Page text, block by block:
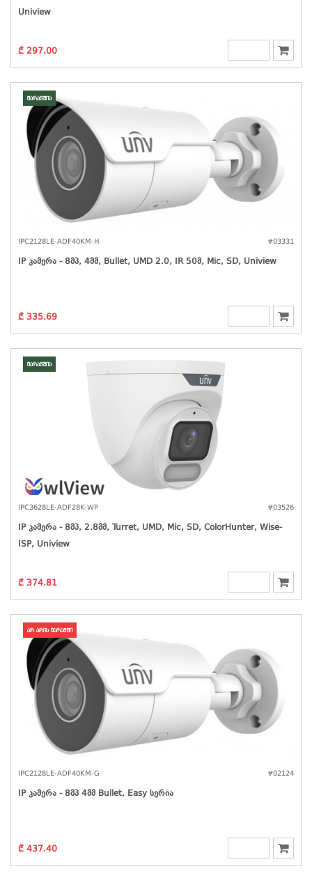
Uniview
₾ 297.00
მარაგშია
IPC2128LE-ADF40KM-H #03331
IP Კამერა - 8მპ, 4მმ, Bullet, UMD 2.0, IR 50მ, Mic, SD, Uniview
₾ 335.69
მარაგშია
IPC3628LE-ADF28K-WP #03526
IP Კამერა - 8მპ, 2.8მმ, Turret, UMD, Mic, SD, ColorHunter, Wise-
ISP, Uniview
₾ 374.81
არ არის მარაგში
IPC2128LE-ADF40KM-G #02124
IP Კამერა - 8მპ 4მმ Bullet, Easy Სერია
₾ 437.40